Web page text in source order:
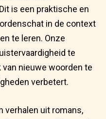
is een praktische en
in de context
te leren. Onze
te
nieuwe woorden te
verbetert.
verhalen uit romans,